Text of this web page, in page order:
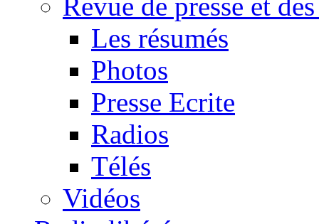
Les résumés
Photos
Presse Ecrite
Radios
Télés
Vidéos